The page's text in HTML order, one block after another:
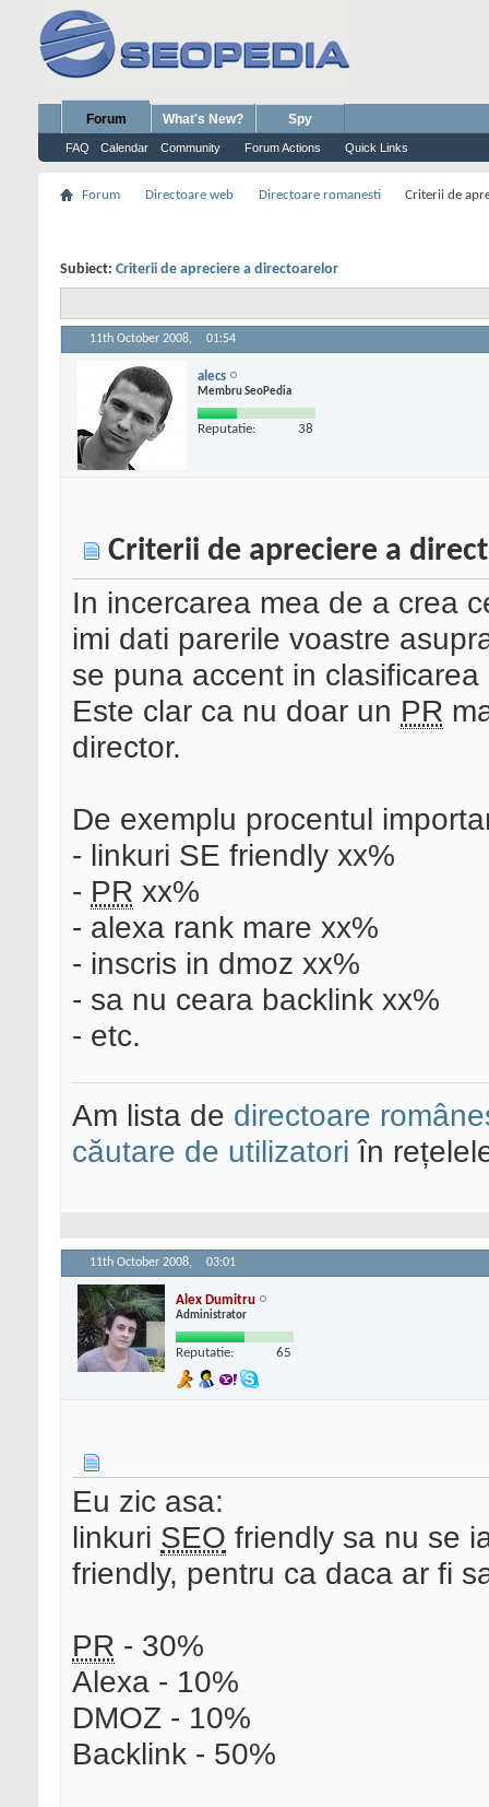
Forum
FAQ Calendar Community Forum Actions Quick Links
What's New? Spy
Forum Directoare web Directoare romanesti Criterii de
Subiect: Criterii de apreciere a directoarelor
11th October 2008, 01:54
alecs
Membru SeoPedia
Reputatie: 38
Criterii de apreciere a
In incercarea mea de a crea
imi dati parerile voastre
se puna accent in
Este clar ca nu doar un PR
director.
De exemplu procentul
- linkuri SE friendly xx%
- PR xx%
- alexa rank mare xx%
- inscris in dmoz xx%
- sa nu ceara backlink xx%
- etc.
Am lista de directoare
căutare de utilizatori în
11th October 2008, 03:01
Alex Dumitru
Administrator
Reputatie: 65
Eu zic asa:
linkuri SEO friendly sa nu se
friendly, pentru ca daca ar fi
PR - 30%
Alexa - 10%
DMOZ - 10%
Backlink - 50%